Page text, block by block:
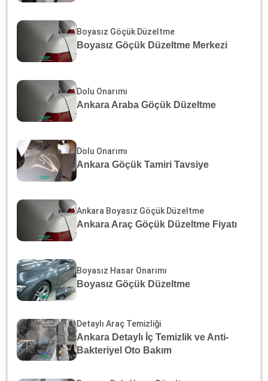
Boyasız Göçük Düzeltme
Boyasız Göçük Düzeltme Merkezi
Dolu Onarımı
Ankara Araba Göçük Düzeltme
Dolu Onarımı
Ankara Göçük Tamiri Tavsiye
Ankara Boyasız Göçük Düzeltme
Ankara Araç Göçük Düzeltme Fiyatı
Boyasız Hasar Onarımı
Boyasız Göçük Düzeltme
Detaylı Araç Temizliği
Ankara Detaylı İç Temizlik ve Anti-
Bakteriyel Oto Bakım